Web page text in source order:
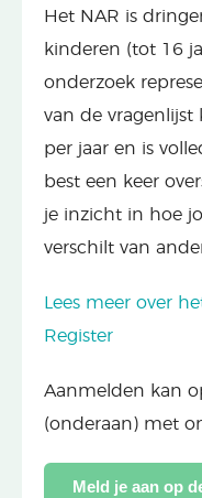
Het NAR is
kinderen (tot 16
onderzoek
van de vragenlijst
per jaar en is
best een keer
je inzicht in hoe
verschilt van
Lees meer over
Register
Aanmelden kan
(onderaan) met
Meld je aan op